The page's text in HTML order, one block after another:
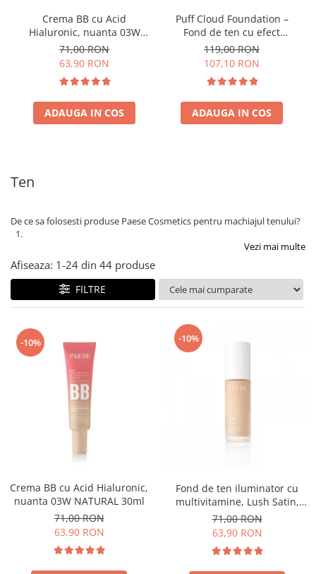
Crema BB cu Acid
Hialuronic, nuanta 03W
NATURAL 30ml
71,00 RON
63,90 RON
ADAUGA IN COS
Puff Cloud Foundation –
Fond de ten cu efect
natural
119,00 RON
107,10 RON
ADAUGA IN COS
Ten
De ce sa folosesti produse Paese Cosmetics pentru machiajul tenului?
Vezi mai multe
Afiseaza: 1-24 din 44 produse
FILTRE
-10%
Crema BB cu Acid Hialuronic,
nuanta 03W NATURAL 30ml
71,00 RON
63,90 RON
-10%
Fond de ten iluminator cu
multivitamine, Lush Satin,
nuanta 31 Warm Beige - 30ml
71,00 RON
63,90 RON